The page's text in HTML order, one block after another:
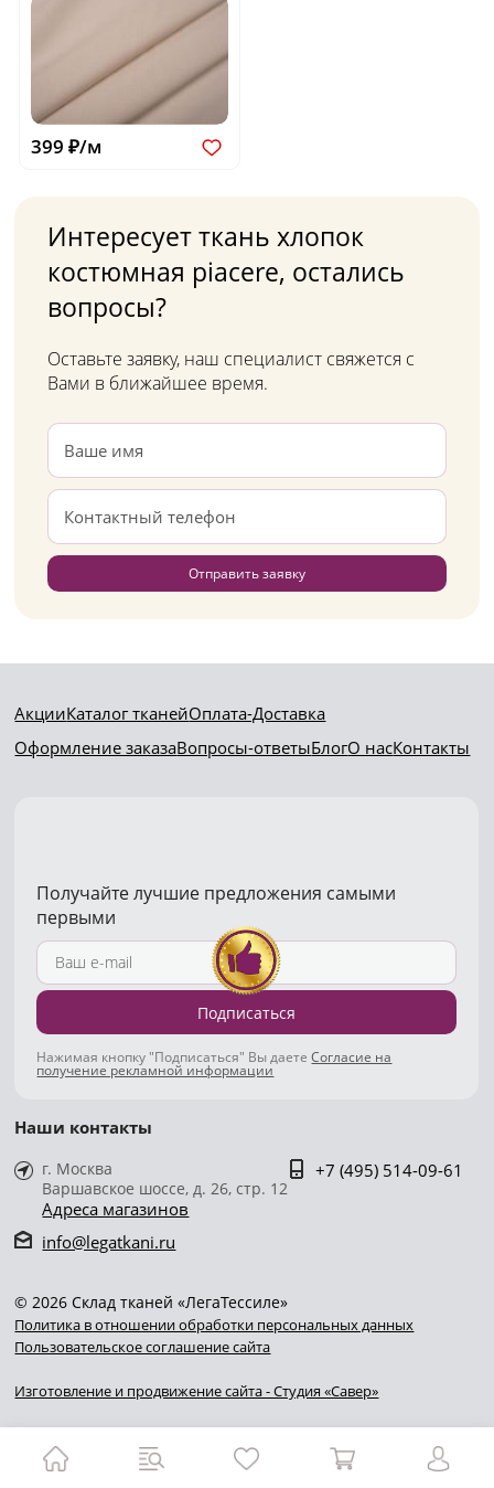
399 ₽/м
Интересует ткань хлопок
костюмная piacere, остались
вопросы?
Оставьте заявку, наш специалист свяжется с
Вами в ближайшее время.
Отправить заявку
АкцииКаталог тканейОплата-Доставка
Оформление заказаВопросы-ответыБлогО насКонтакты
Получайте лучшие предложения самыми
первыми
Подписаться
Нажимая кнопку "Подписаться" Вы даетеСогласие на
получение рекламной информации
Наши контакты
г. Москва
Варшавское шоссе, д. 26, стр. 12
Адреса магазинов
+7 (495) 514-09-61
info@legatkani.ru
© 2026 Склад тканей «ЛегаТессиле»
Политика в отношении обработки персональных данных
Пользовательское соглашение сайта
Изготовление и продвижение сайта - Студия «Савер»